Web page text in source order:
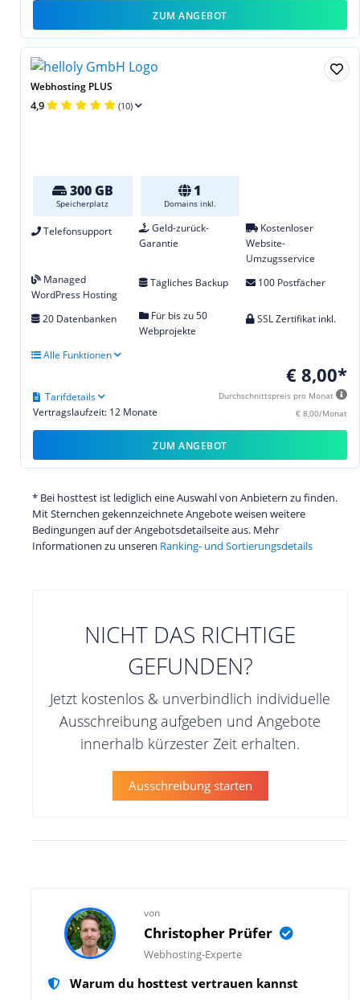
ZUM ANGEBOT
Webhosting PLUS
4,9 (10)
300 GB
Speicherplatz
1
Domains inkl.
Telefonsupport
Geld-zurück-
Garantie
Kostenloser
Website-
Umzugsservice
Managed
WordPress Hosting
Tägliches Backup 100 Postfächer
20 Datenbanken
Für bis zu 50
Webprojekte
SSL Zertifikat inkl.
Alle Funktionen
€ 8,00*
Durchschnittspreis pro Monat
€ 8,00/Monat
Vertragslaufzeit: 12 Monate
Tarifdetails
ZUM ANGEBOT
* Bei hosttest ist lediglich eine Auswahl von Anbietern zu finden.
Mit Sternchen gekennzeichnete Angebote weisen weitere
Bedingungen auf der Angebotsdetailseite aus. Mehr
Informationen zu unseren Ranking- und Sortierungsdetails
NICHT DAS RICHTIGE
GEFUNDEN?
Jetzt kostenlos & unverbindlich individuelle
Ausschreibung aufgeben und Angebote
innerhalb kürzester Zeit erhalten.
Ausschreibung starten
von
Christopher Prüfer
Webhosting-Experte
Warum du hosttest vertrauen kannst